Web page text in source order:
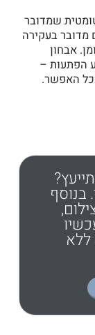
שמדובר
בעקירה
אבחון
הפתעות –
האפשר.
בנוסף
ללא